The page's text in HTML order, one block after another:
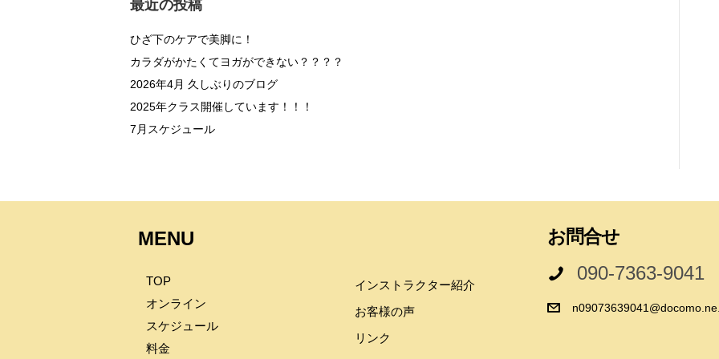
最近の投稿
ひざ下のケアで美脚に！
カラダがかたくてヨガができない？？？？
2026年4月 久しぶりのブログ
2025年クラス開催しています！！！
7月スケジュール
MENU
TOP
オンライン
スケジュール
料金
インストラクター紹介
お客様の声
リンク
お問合せ
090-7363-9041